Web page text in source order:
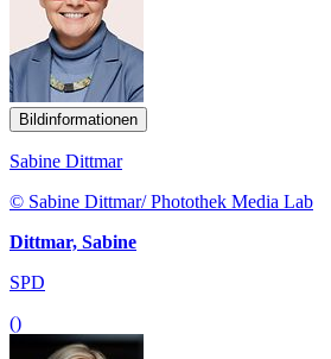
Bildinformationen
Sabine Dittmar
© Sabine Dittmar/ Photothek Media Lab
Dittmar, Sabine
SPD
()